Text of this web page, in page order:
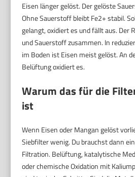
Eisen länger gelöst. Der gelöste
Ohne Sauerstoff bleibt Fe2+ stabil.
gelangt, oxidiert es und fällt aus. Der
und Sauerstoff zusammen. In
im Boden ist Eisen meist gelöst. An
Belüftung oxidiert es.
Warum das für die
ist
Wenn Eisen oder Mangan gelöst
Siebfilter wenig. Du brauchst dann
Filtration. Belüftung, katalytische
oder chemische Oxidation mit